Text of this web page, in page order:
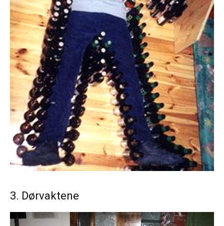
3. Dørvaktene